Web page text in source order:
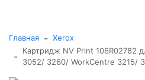
Главная - Xerox
-
Картридж NV Print 106R02782
3052/ 3260/ WorkCentre 3215/